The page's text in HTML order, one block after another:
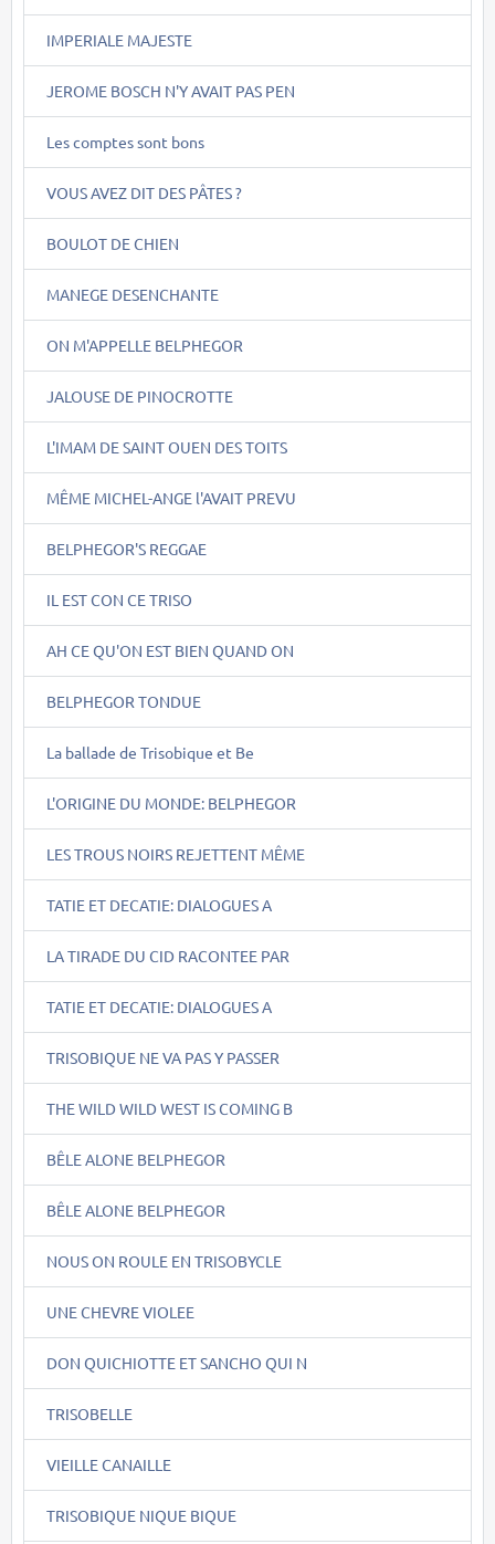
IMPERIALE MAJESTE
JEROME BOSCH N'Y AVAIT PAS PEN
Les comptes sont bons
VOUS AVEZ DIT DES PÂTES ?
BOULOT DE CHIEN
MANEGE DESENCHANTE
ON M'APPELLE BELPHEGOR
JALOUSE DE PINOCROTTE
L'IMAM DE SAINT OUEN DES TOITS
MÊME MICHEL-ANGE l'AVAIT PREVU
BELPHEGOR'S REGGAE
IL EST CON CE TRISO
AH CE QU'ON EST BIEN QUAND ON
BELPHEGOR TONDUE
La ballade de Trisobique et Be
L'ORIGINE DU MONDE: BELPHEGOR
LES TROUS NOIRS REJETTENT MÊME
TATIE ET DECATIE: DIALOGUES A
LA TIRADE DU CID RACONTEE PAR
TATIE ET DECATIE: DIALOGUES A
TRISOBIQUE NE VA PAS Y PASSER
THE WILD WILD WEST IS COMING B
BÊLE ALONE BELPHEGOR
BÊLE ALONE BELPHEGOR
NOUS ON ROULE EN TRISOBYCLE
UNE CHEVRE VIOLEE
DON QUICHIOTTE ET SANCHO QUI N
TRISOBELLE
VIEILLE CANAILLE
TRISOBIQUE NIQUE BIQUE